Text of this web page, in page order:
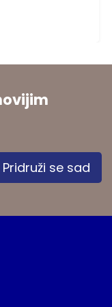
Pridruži se sad